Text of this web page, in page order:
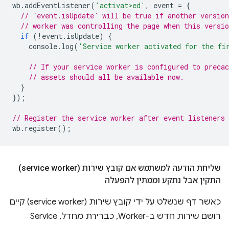
wb .addEventListener( 'activat>ed' , event = {
// `event.isUpdate` will be true if another
// worker was controlling the page when this
if ( ! event. isUpdate)
{
console. log( 'Service worker activated for the
// If your service worker is configured to
// assets should all be available now.
}
});
// Register the service worker after event listeners
wb . register();
שליחת הודעה למשתמש אם קובץ שירות (service worker)
התקין אבל נתקע וממתין להפעלה
כאשר דף שנשלט על ידי קובץ שירות (service worker) קיים
רושם שירות חדש ב-Worker, כברירת מחדל, Service